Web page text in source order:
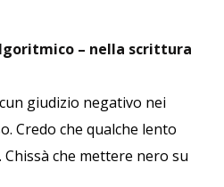
– nella scrittura
giudizio negativo nei
Credo che qualche lento
che mettere nero su